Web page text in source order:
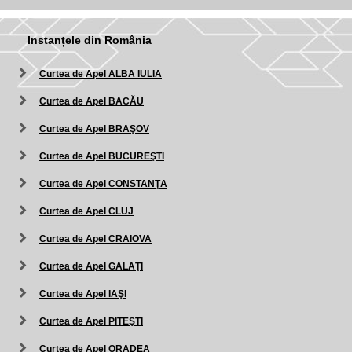
Instanțele din România
Curtea de Apel ALBA IULIA
Curtea de Apel BACĂU
Curtea de Apel BRAŞOV
Curtea de Apel BUCUREŞTI
Curtea de Apel CONSTANŢA
Curtea de Apel CLUJ
Curtea de Apel CRAIOVA
Curtea de Apel GALAŢI
Curtea de Apel IAŞI
Curtea de Apel PITEŞTI
Curtea de Apel ORADEA